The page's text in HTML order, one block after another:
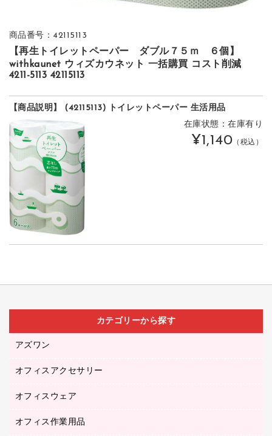
商品番号：42115113
【再生トイレットペーパー ダブル７５ｍ ６個】
withkaunet ウィズカウネット 一括購買 コスト削減
4211-5113 42115113
【商品説明】 (42115113) トイレットペーパー 生活用品
在庫状態：在庫有り
¥1,140 （税込）
カテゴリーから探す
アズワン
医療・介護用品（食品・飲料・食添製品）
研究・環境管理用品
オフィスアクセサリー
オフィスアクセサリー
オフィスウェア
アウター
オフィス作業用品